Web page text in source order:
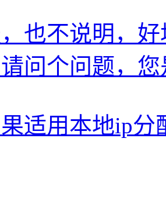
也不说明，好
问个问题，您
适用本地ip分